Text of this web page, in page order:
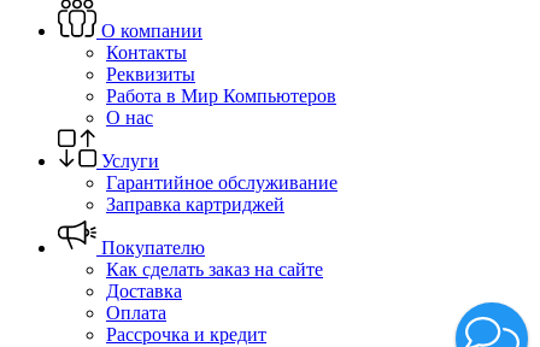
О компании
Контакты
Реквизиты
Работа в Мир Компьютеров
О нас
Услуги
Гарантийное обслуживание
Заправка картриджей
Покупателю
Как сделать заказ на сайте
Доставка
Оплата
Рассрочка и кредит